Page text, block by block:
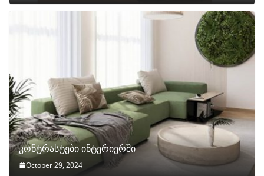
კონტრასტები ინტერიერში
October 29, 2024